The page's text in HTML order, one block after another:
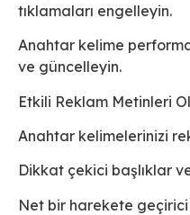
tıklamaları engelleyin.
Anahtar kelime
ve güncelleyin.
Etkili Reklam Metinleri
Anahtar kelimelerinizi
Dikkat çekici başlıklar
Net bir harekete geçirici